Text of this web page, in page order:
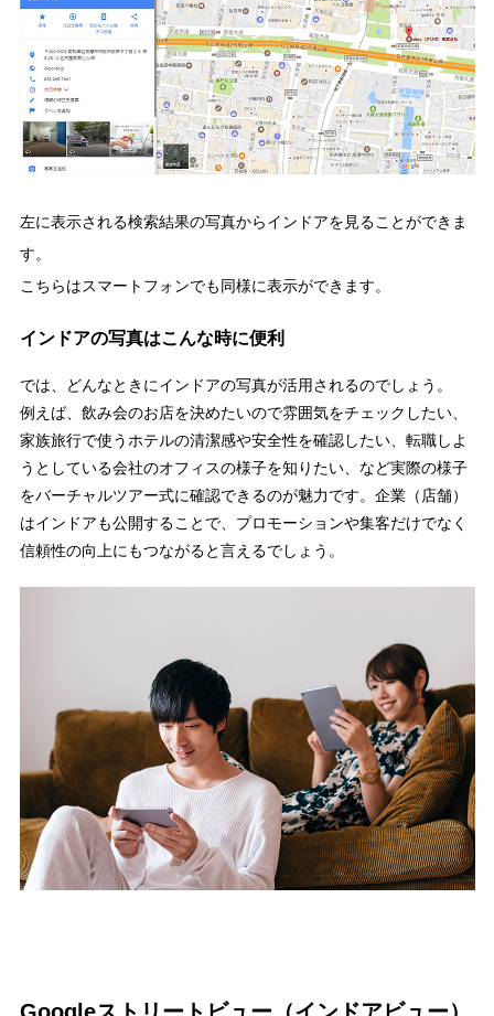
左に表示される検索結果の写真からインドアを見ることができま
す。
こちらはスマートフォンでも同様に表示ができます。
インドアの写真はこんな時に便利
では、どんなときにインドアの写真が活用されるのでしょう。
例えば、飲み会のお店を決めたいので雰囲気をチェックしたい、
家族旅行で使うホテルの清潔感や安全性を確認したい、転職しよ
うとしている会社のオフィスの様子を知りたい、など実際の様子
をバーチャルツアー式に確認できるのが魅力です。企業（店舗）
はインドアも公開することで、プロモーションや集客だけでなく
信頼性の向上にもつながると言えるでしょう。